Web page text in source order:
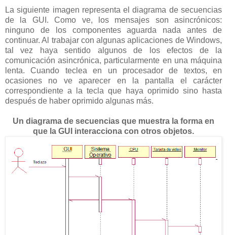
La siguiente imagen representa el diagrama de secuencias
de la GUI. Como ve, los mensajes son asincrónicos:
ninguno de los componentes aguarda nada antes de
continuar. Al trabajar con algunas aplicaciones de Windows,
tal vez haya sentido algunos de los efectos de la
comunicación asincrónica, particularmente en una máquina
lenta. Cuando teclea en un procesador de textos, en
ocasiones no ve aparecer en la pantalla el carácter
correspondiente a la tecla que haya oprimido sino hasta
después de haber oprimido algunas más.
Un diagrama de secuencias que muestra la forma en
que la GUI interacciona con otros objetos.